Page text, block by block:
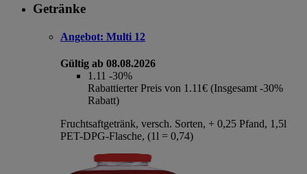
Getränke
Angebot: Multi 12
Gültig ab 08.08.2026
1.11 -30%
Rabattierter Preis von 1.11€ (Insgesamt -30%
Rabatt)
Fruchtsaftgetränk, versch. Sorten, + 0,25 Pfand, 1,5l
PET-DPG-Flasche, (1l = 0,74)